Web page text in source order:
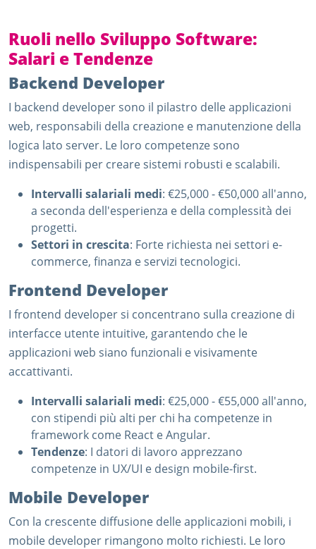
Ruoli nello Sviluppo Software:
Salari e Tendenze
Backend Developer
I backend developer sono il pilastro delle applicazioni
web, responsabili della creazione e manutenzione della
logica lato server. Le loro competenze sono
indispensabili per creare sistemi robusti e scalabili.
Intervalli salariali medi: €25,000 - €50,000 all'anno,
a seconda dell'esperienza e della complessità dei
progetti.
Settori in crescita: Forte richiesta nei settori e-
commerce, finanza e servizi tecnologici.
Frontend Developer
I frontend developer si concentrano sulla creazione di
interfacce utente intuitive, garantendo che le
applicazioni web siano funzionali e visivamente
accattivanti.
Intervalli salariali medi: €25,000 - €55,000 all'anno,
con stipendi più alti per chi ha competenze in
framework come React e Angular.
Tendenze: I datori di lavoro apprezzano
competenze in UX/UI e design mobile-first.
Mobile Developer
Con la crescente diffusione delle applicazioni mobili, i
mobile developer rimangono molto richiesti. Le loro